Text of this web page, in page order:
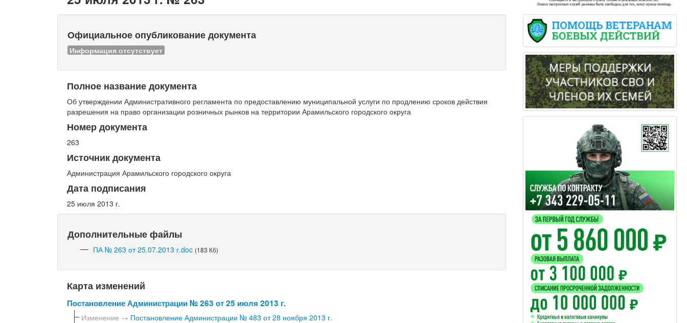
Официальное опубликование документа
Информация отсутствует
Полное название документа
Об утверждении Административного регламента по предоставлению муниципальной услуги по продлению сроков действия
разрешения на право организации розничных рынков на территории Арамильского городского округа
Номер документа
263
Источник документа
Администрация Арамильского городского округа
Дата подписания
25 июля 2013 г.
Дополнительные файлы
ПА № 263 от 25.07.2013 г.doc (183 Кб)
Карта изменений
Постановление Администрации № 263 от 25 июля 2013 г.
Изменение → Постановление Администрации № 483 от 28 ноября 2013 г.